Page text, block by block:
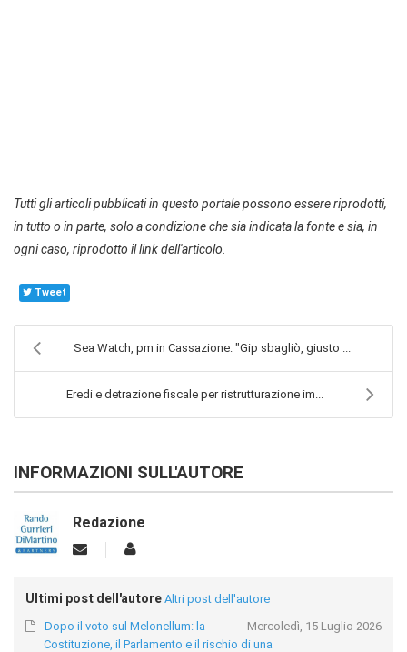
Tutti gli articoli pubblicati in questo portale possono essere riprodotti,
in tutto o in parte, solo a condizione che sia indicata la fonte e sia, in
ogni caso, riprodotto il link dell'articolo.
Tweet
Sea Watch, pm in Cassazione: "Gip sbagliò, giusto ...
Eredi e detrazione fiscale per ristrutturazione im...
INFORMAZIONI SULL'AUTORE
Redazione
Ultimi post dell'autore Altri post dell'autore
Mercoledì, 15 Luglio 2026
Dopo il voto sul Melonellum: la
Costituzione, il Parlamento e il rischio di una